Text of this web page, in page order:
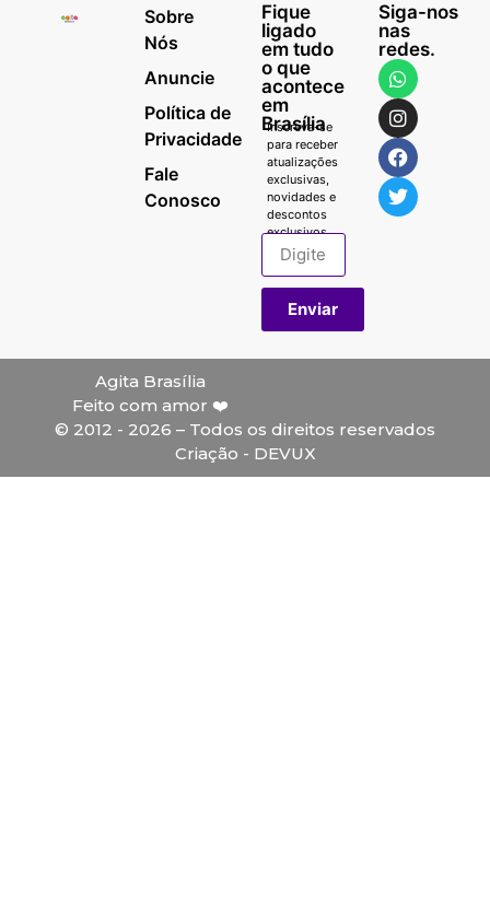
Sobre
Nós
Anuncie
Política de
Privacidade
Fale
Conosco
Fique
ligado
em tudo
o que
acontece
em
Brasília
Inscreva-se
para receber
atualizações
exclusivas,
novidades e
descontos
exclusivos.
Enviar
Siga-nos
nas
redes.
Agita Brasília
Feito com amor ❤️
© 2012 - 2026 – Todos os direitos reservados
Criação - DEVUX